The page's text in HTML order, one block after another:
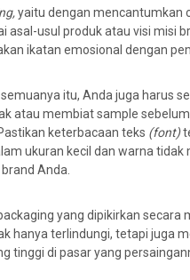
yaitu dengan mencantumkan
asal-usul produk atau visi misi
ikatan emosional dengan
itu, Anda juga harus
atau membiat sample
keterbacaan teks (font)
ukuran kecil dan warna tidak
Anda.
yang dipikirkan secara
hanya terlindungi, tetapi juga
tinggi di pasar yang